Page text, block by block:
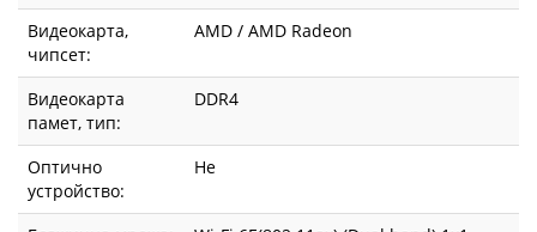
Видеокарта,
чипсет:
AMD / AMD Radeon
Видеокарта
памет, тип:
DDR4
Оптично
устройство:
Не